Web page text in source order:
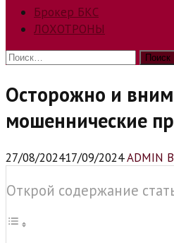
Брокер БКС
ЛОХОТРОНЫ
Найти:
Осторожно и
мошеннические
27/08/202417/09/2024ADMIN
Открой содержание